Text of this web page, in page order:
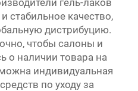
гель-лаков
стабильное качество,
дистрибуцию.
чтобы салоны и
о наличии товара на
индивидуальная
по уходу за